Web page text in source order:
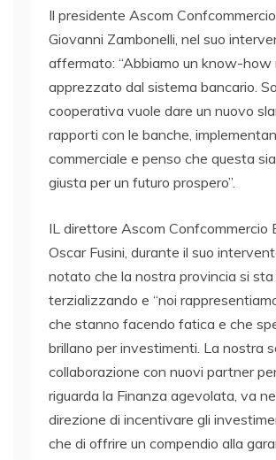
Il presidente Ascom
Giovanni Zambonelli, nel suo
affermato: “Abbiamo un know-how
apprezzato dal sistema bancario.
cooperativa vuole dare un nuovo
rapporti con le banche,
commerciale e penso che questa
giusta per un futuro prospero”.
IL direttore Ascom Confcommercio
Oscar Fusini, durante il suo
notato che la nostra provincia si sta
terzializzando e “noi
che stanno facendo fatica e che
brillano per investimenti. La nostra
collaborazione con nuovi partner
riguarda la Finanza agevolata, va
direzione di incentivare gli
che di offrire un compendio alla